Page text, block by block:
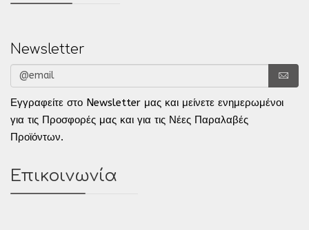
Newsletter
Εγγραφείτε στο Newsletter μας και μείνετε ενημερωμένοι
για τις Προσφορές μας και για τις Νέες Παραλαβές
Προϊόντων.
Επικοινωνία